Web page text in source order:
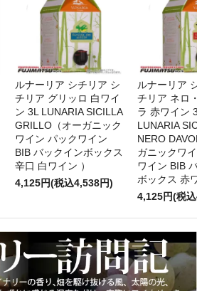
ルナーリア シチリア シ
チリア グリッロ 白ワイ
ン 3L LUNARIA SICILLA
GRILLO（オーガニック
ワイン パックワイン
BIB バックインボックス
辛口 白ワイン ）
4,125円(税込4,538円)
ルナーリア
チリア ネロ
ラ 赤ワイ
LUNARIA
NERO
ガニックワ
ワイン BIB
ボックス 赤
4,125円(税